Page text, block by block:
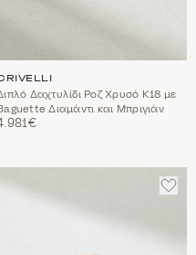
Δαχτυλίδι Ροζ Χρυσό Κ18 με
Διαμάντι και Μπριγιάν
ΣΤΑ